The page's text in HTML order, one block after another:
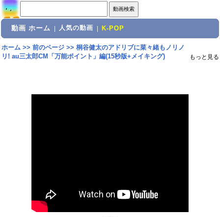
動画 ホーム 人気の動画 K-POP
ホーム>> 前のページ>> 桐谷健太のアドリブに菜々緒もノリノ
リ! au三太郎CM「万能ポイント」編(15秒版+メイキング)
もっと見る